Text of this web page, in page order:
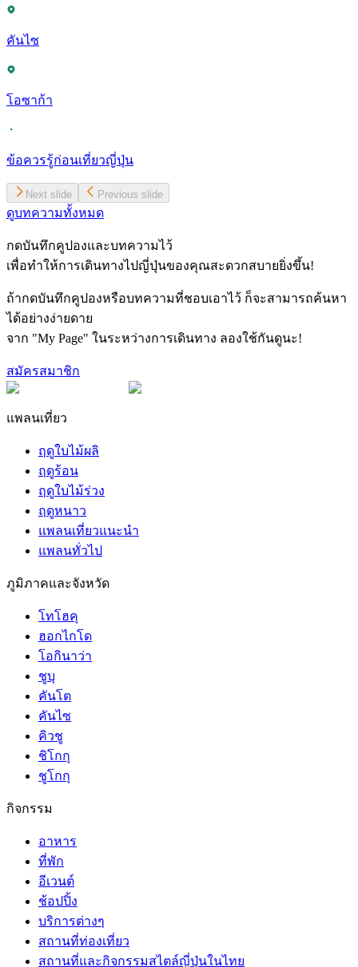
คันไซ
โอซาก้า
ข้อควรรู้ก่อนเที่ยวญี่ปุ่น
Next slide Previous slide
ดูบทความทั้งหมด
กดบันทึกคูปองและบทความไว้
เพื่อทำให้การเดินทางไปญี่ปุ่นของคุณสะดวกสบายยิ่งขึ้น!
ถ้ากดบันทึกคูปองหรือบทความที่ชอบเอาไว้ ก็จะสามารถค้นหา
ได้อย่างง่ายดาย
จาก "My Page" ในระหว่างการเดินทาง ลองใช้กันดูนะ!
สมัครสมาชิก
แพลนเที่ยว
ฤดูใบไม้ผลิ
ฤดูร้อน
ฤดูใบไม้ร่วง
ฤดูหนาว
แพลนเที่ยวแนะนำ
แพลนทั่วไป
ภูมิภาคและจังหวัด
โทโฮคุ
ฮอกไกโด
โอกินาว่า
ชูบุ
คันโต
คันไซ
คิวชู
ชิโกกุ
ชูโกกุ
กิจกรรม
อาหาร
ที่พัก
อีเวนต์
ช้อปปิ้ง
บริการต่างๆ
สถานที่ท่องเที่ยว
สถานที่และกิจกรรมสไตล์ญี่ปุ่นในไทย